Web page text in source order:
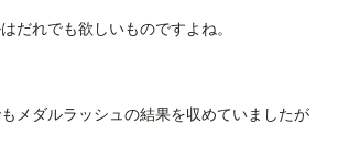
だれでも欲しいものですよね。
メダルラッシュの結果を収めていましたが